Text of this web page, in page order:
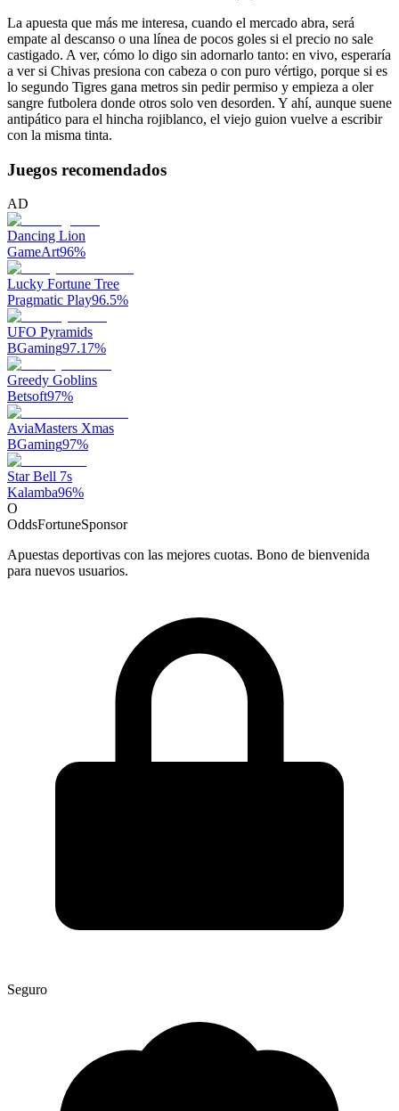
La apuesta que más me interesa, cuando el mercado abra, será
empate al descanso o una línea de pocos goles si el precio no sale
castigado. A ver, cómo lo digo sin adornarlo tanto: en vivo, esperaría
a ver si Chivas presiona con cabeza o con puro vértigo, porque si es
lo segundo Tigres gana metros sin pedir permiso y empieza a oler
sangre futbolera donde otros solo ven desorden. Y ahí, aunque suene
antipático para el hincha rojiblanco, el viejo guion vuelve a escribir
con la misma tinta.
Juegos recomendados
AD
Dancing Lion
GameArt96%
Lucky Fortune Tree
Pragmatic Play96.5%
UFO Pyramids
BGaming97.17%
Greedy Goblins
Betsoft97%
AviaMasters Xmas
BGaming97%
Star Bell 7s
Kalamba96%
O
OddsFortuneSponsor
Apuestas deportivas con las mejores cuotas. Bono de bienvenida
para nuevos usuarios.
Seguro